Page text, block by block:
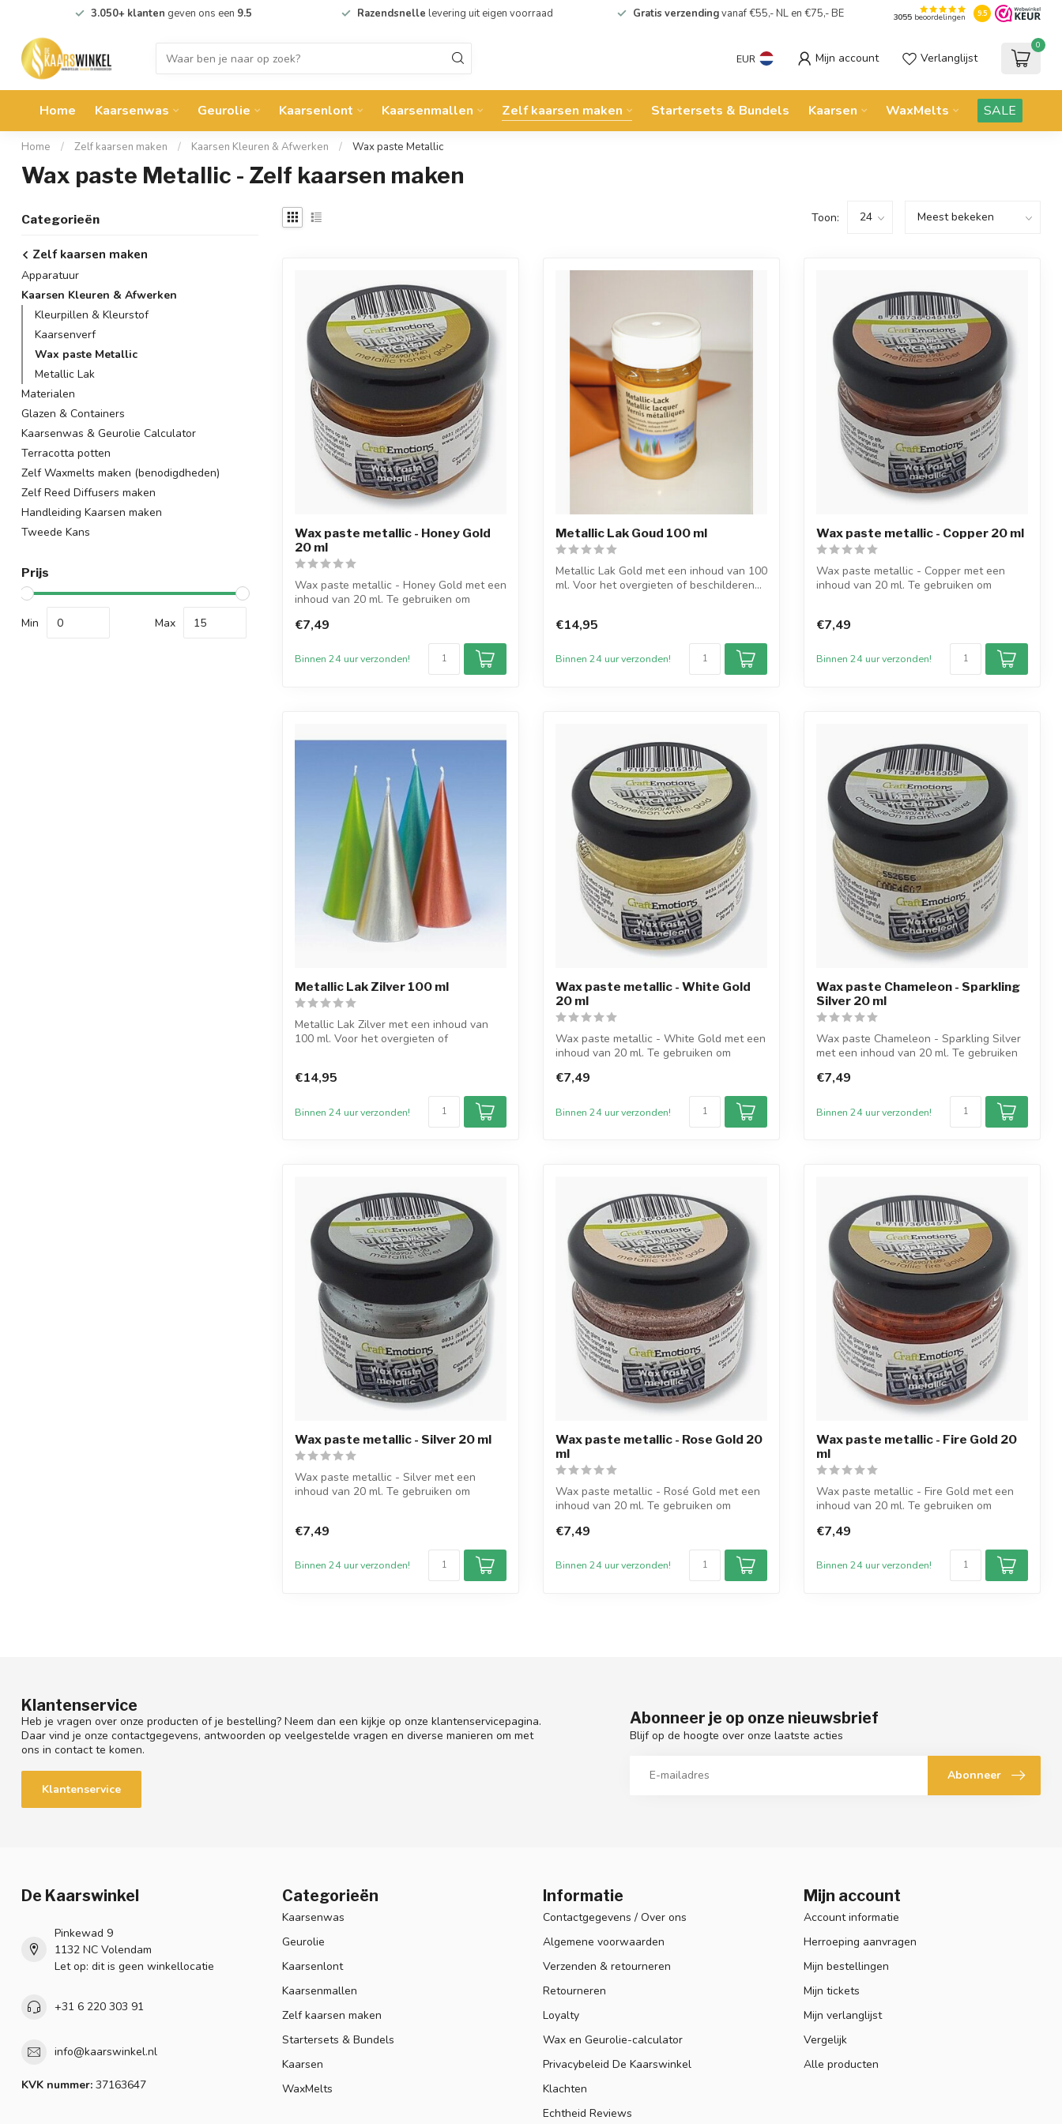
3.050+ klanten geven ons een 9.5 Razendsnelle levering uit eigen voorraad Gratis verzendingvanaf €55,- NL en €75,- BE 3055beoordelingen 9.5
EUR Mijn account Verlanglijst
0
Home Kaarsenwas Geurolie Kaarsenlont Kaarsenmallen Zelf kaarsen maken Startersets & Bundels Kaarsen WaxMelts SALE
Home / Zelf kaarsen maken / Kaarsen Kleuren & Afwerken / Wax paste Metallic
Wax paste Metallic - Zelf kaarsen maken
Categorieën
Zelf kaarsen maken
Apparatuur
Kaarsen Kleuren & Afwerken
Kleurpillen & Kleurstof
Kaarsenverf
Wax paste Metallic
Metallic Lak
Materialen
Glazen & Containers
Kaarsenwas & Geurolie Calculator
Terracotta potten
Zelf Waxmelts maken (benodigdheden)
Zelf Reed Diffusers maken
Handleiding Kaarsen maken
Tweede Kans
Prijs
Min Max
Toon:
Wax paste metallic - Honey Gold
20 ml
Wax paste metallic - Honey Gold met een
inhoud van 20 ml. Te gebruiken om
€7,49
Binnen 24 uur verzonden!
Metallic Lak Goud 100 ml
Metallic Lak Gold met een inhoud van 100
ml. Voor het overgieten of beschilderen...
€14,95
Binnen 24 uur verzonden!
Wax paste metallic - Copper 20 ml
Wax paste metallic - Copper met een
inhoud van 20 ml. Te gebruiken om
€7,49
Binnen 24 uur verzonden!
Metallic Lak Zilver 100 ml
Metallic Lak Zilver met een inhoud van
100 ml. Voor het overgieten of
€14,95
Binnen 24 uur verzonden!
Wax paste metallic - White Gold
20 ml
Wax paste metallic - White Gold met een
inhoud van 20 ml. Te gebruiken om
€7,49
Binnen 24 uur verzonden!
Wax paste Chameleon - Sparkling
Silver 20 ml
Wax paste Chameleon - Sparkling Silver
met een inhoud van 20 ml. Te gebruiken
€7,49
Binnen 24 uur verzonden!
Wax paste metallic - Silver 20 ml
Wax paste metallic - Silver met een
inhoud van 20 ml. Te gebruiken om
€7,49
Binnen 24 uur verzonden!
Wax paste metallic - Rose Gold 20
ml
Wax paste metallic - Rosé Gold met een
inhoud van 20 ml. Te gebruiken om
€7,49
Binnen 24 uur verzonden!
Wax paste metallic - Fire Gold 20
ml
Wax paste metallic - Fire Gold met een
inhoud van 20 ml. Te gebruiken om
€7,49
Binnen 24 uur verzonden!
Klantenservice
Heb je vragen over onze producten of je bestelling? Neem dan een kijkje op onze klantenservicepagina.
Daar vind je onze contactgegevens, antwoorden op veelgestelde vragen en diverse manieren om met
ons in contact te komen.
Klantenservice
Abonneer je op onze nieuwsbrief
Blijf op de hoogte over onze laatste acties
Abonneer
De Kaarswinkel
Pinkewad 9
1132 NC Volendam
Let op: dit is geen winkellocatie
+31 6 220 303 91
info@kaarswinkel.nl
KVK nummer: 37163647
Categorieën
Kaarsenwas
Geurolie
Kaarsenlont
Kaarsenmallen
Zelf kaarsen maken
Startersets & Bundels
Kaarsen
WaxMelts
Informatie
Contactgegevens / Over ons
Algemene voorwaarden
Verzenden & retourneren
Retourneren
Loyalty
Wax en Geurolie-calculator
Privacybeleid De Kaarswinkel
Klachten
Echtheid Reviews
Mijn account
Account informatie
Herroeping aanvragen
Mijn bestellingen
Mijn tickets
Mijn verlanglijst
Vergelijk
Alle producten